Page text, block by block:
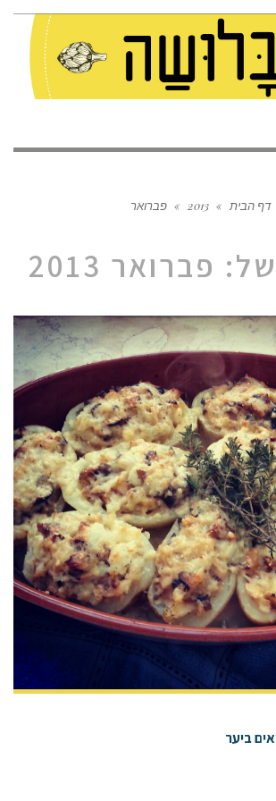
דף הבית »
2013
» פברואר
של: פברואר 2013
ביער